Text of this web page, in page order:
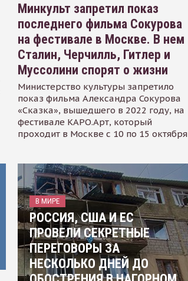
Минкульт запретил показ
последнего фильма Сокурова
на фестивале в Москве. В нем
Сталин, Черчилль, Гитлер и
Муссолини спорят о жизни
Министерство культуры запретило
показ фильма Александра Сокурова
«Сказка», вышедшего в 2022 году, на
фестивале КАРО.Арт, который
проходит в Москве с 10 по 15 октября
В МИРЕ
РОССИЯ, США И ЕС
ПРОВЕЛИ СЕКРЕТНЫЕ
ПЕРЕГОВОРЫ ЗА
НЕСКОЛЬКО ДНЕЙ ДО